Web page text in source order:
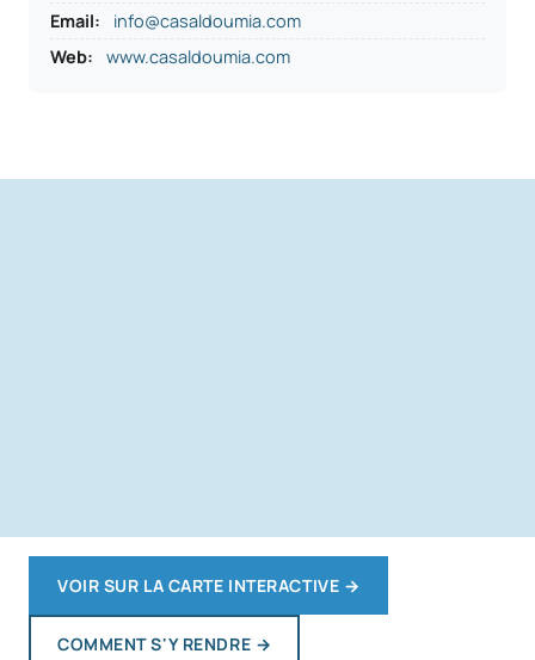
Email:
info@casaldoumia.com
Web:
www.casaldoumia.com
VOIR SUR LA CARTE INTERACTIVE →
COMMENT S'Y RENDRE →